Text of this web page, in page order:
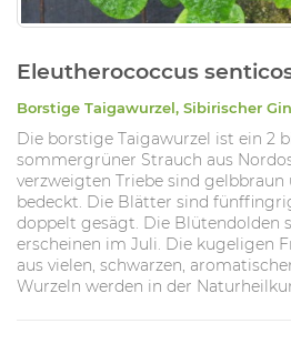
Eleutherococcus
Borstige Taigawurzel, Sibirischer
Die borstige Taigawurzel ist ein 2
sommergrüner Strauch aus
verzweigten Triebe sind
bedeckt. Die Blätter sind
doppelt gesägt. Die Blütendolden
erscheinen im Juli. Die kugeligen
aus vielen, schwarzen,
Wurzeln werden in der